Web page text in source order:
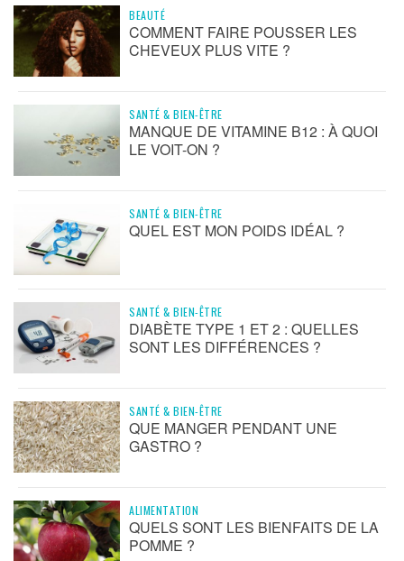
BEAUTÉ
COMMENT FAIRE POUSSER LES
CHEVEUX PLUS VITE ?
SANTÉ & BIEN-ÊTRE
MANQUE DE VITAMINE B12 : À QUOI
LE VOIT-ON ?
SANTÉ & BIEN-ÊTRE
QUEL EST MON POIDS IDÉAL ?
SANTÉ & BIEN-ÊTRE
DIABÈTE TYPE 1 ET 2 : QUELLES
SONT LES DIFFÉRENCES ?
SANTÉ & BIEN-ÊTRE
QUE MANGER PENDANT UNE
GASTRO ?
ALIMENTATION
QUELS SONT LES BIENFAITS DE LA
POMME ?